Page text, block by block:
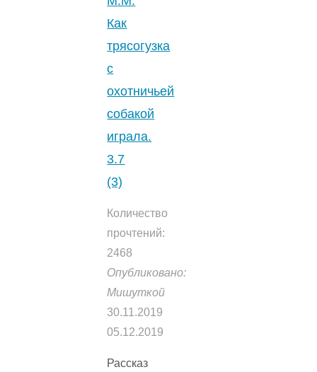
Как
трясогузка
с
охотничьей
собакой
играла.
3.7
(3)
Количество
прочтений:
2468
Опубликовано:
Мишуткой
30.11.2019
05.12.2019
Рассказ